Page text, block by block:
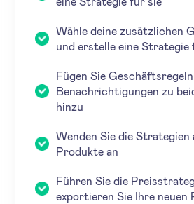
Wähle deine zusätzlichen
und erstelle eine Strategie
Fügen Sie
Benachrichtigungen zu
hinzu
Wenden Sie die
Produkte an
Führen Sie die
exportieren Sie Ihre neuen